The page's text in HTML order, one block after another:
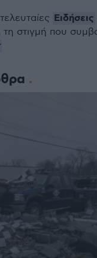
Ειδήσεις
στιγμή που